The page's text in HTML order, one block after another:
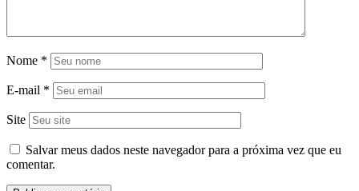
Nome *
E-mail *
Site
Salvar meus dados neste navegador para a próxima vez que eu
comentar.